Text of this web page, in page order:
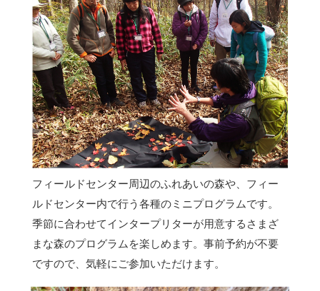
フィールドセンター周辺のふれあいの森や、フィー
ルドセンター内で行う各種のミニプログラムです。
季節に合わせてインタープリターが用意するさまざ
まな森のプログラムを楽しめます。事前予約が不要
ですので、気軽にご参加いただけます。